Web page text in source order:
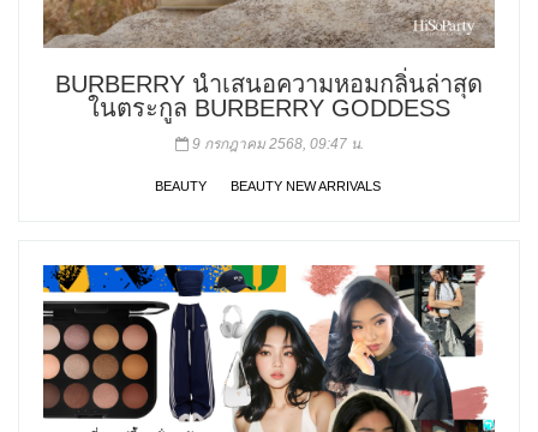
BURBERRY นำเสนอความหอมกลิ่นล่าสุด
ในตระกูล BURBERRY GODDESS
9 กรกฎาคม 2568, 09:47 น.
BEAUTY BEAUTY NEW ARRIVALS